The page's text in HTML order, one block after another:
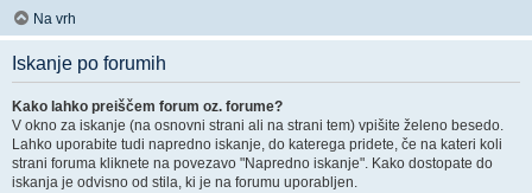
Na vrh
Iskanje po forumih
Kako lahko preiščem forum oz. forume?
V okno za iskanje (na osnovni strani ali na strani tem) vpišite želeno besedo.
Lahko uporabite tudi napredno iskanje, do katerega pridete, če na kateri koli
strani foruma kliknete na povezavo "Napredno iskanje". Kako dostopate do
iskanja je odvisno od stila, ki je na forumu uporabljen.